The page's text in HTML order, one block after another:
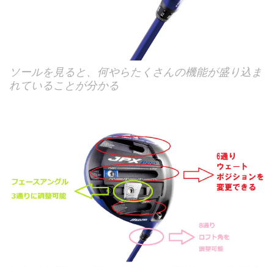
ソールを見ると、何やらたくさんの機能が盛り込ま
れていることが分かる